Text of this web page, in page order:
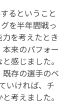
るということ
を半年間戦っ
を考えたとき
来のパフォー
感じました。
存の選手のベ
いければ、チ
考えました。